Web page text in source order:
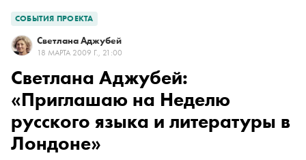
СОБЫТИЯ ПРОЕКТА
Светлана Аджубей
18 МАРТА 2009 Г., 21:00
Светлана Аджубей:
«Приглашаю на Неделю
русского языка и литературы в
Лондоне»